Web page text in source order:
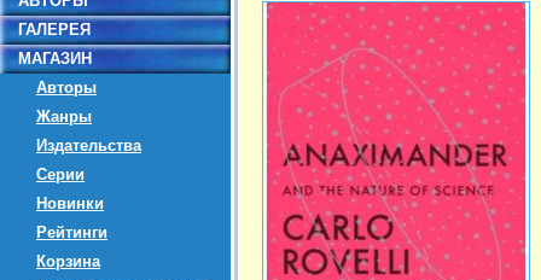
ГАЛЕРЕЯ
МАГАЗИН
Авторы
Жанры
Издательства
Серии
Новинки
Рейтинги
Корзина